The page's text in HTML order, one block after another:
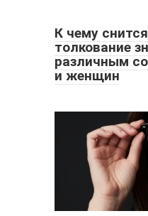
К чему
толкование
различным
и женщин